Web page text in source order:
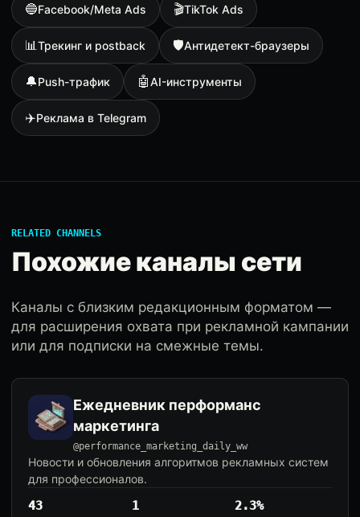
🔵Facebook/Meta Ads 🎬TikTok Ads
📊Трекинг и postback 🛡Антидетект-браузеры
🔔Push-трафик 🤖AI-инструменты
✈️Реклама в Telegram
RELATED CHANNELS
Похожие каналы сети
Каналы с близким редакционным форматом —
для расширения охвата при рекламной кампании
или для подписки на смежные темы.
Ежедневник перформанс
маркетинга
@performance_marketing_daily_ww
Новости и обновления алгоритмов рекламных систем
для профессионалов.
43 1 2.3%